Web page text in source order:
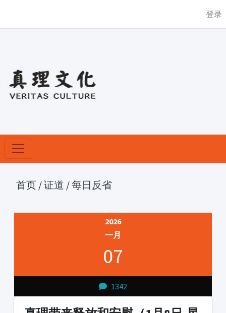
登录
首页 /证道 /每日反省
2026
一月
07
1342